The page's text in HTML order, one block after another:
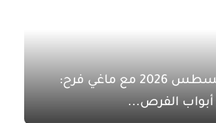
مفاجآت أغسطس 2026 مع ماغي فرح:
الفرص...